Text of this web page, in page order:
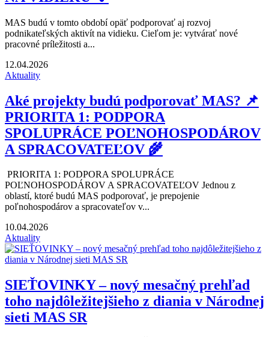
MAS budú v tomto období opäť podporovať aj rozvoj
podnikateľských aktivít na vidieku. Cieľom je: vytvárať nové
pracovné príležitosti a...
12.04.2026
Aktuality
Aké projekty budú podporovať MAS? 📌
PRIORITA 1: PODPORA
SPOLUPRÁCE POĽNOHOSPODÁROV
A SPRACOVATEĽOV 🌾
PRIORITA 1: PODPORA SPOLUPRÁCE
POĽNOHOSPODÁROV A SPRACOVATEĽOV Jednou z
oblastí, ktoré budú MAS podporovať, je prepojenie
poľnohospodárov a spracovateľov v...
10.04.2026
Aktuality
SIEŤOVINKY – nový mesačný prehľad
toho najdôležitejšieho z diania v Národnej
sieti MAS SR